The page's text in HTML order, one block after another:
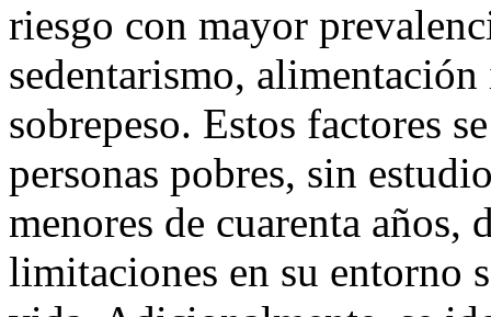
riesgo con mayor
sedentarismo,
sobrepeso. Estos factores
personas pobres, sin
menores de cuarenta
limitaciones en su entorno